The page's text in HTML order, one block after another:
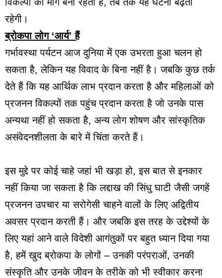
रहेगी।
ब्रोकपा लोग ‘आर्य’ हैं
गर्भावस्था पर्यटन आज दुनिया में एक उभरता हुआ चलन हो
सकता है, लेकिन यह विवाद के बिना नहीं है। जबकि कुछ तर्क
देते हैं कि यह आर्थिक लाभ प्रदान करता है और महिलाओं को
प्रजनन विकल्पों तक पहुंच प्रदान करता है जो उनके पास
अन्यथा नहीं हो सकता है, अन्य लोग शोषण और सांस्कृतिक
असंवेदनशीलता के बारे में चिंता करते हैं।
इस मुद्दे पर कोई चाहे जहां भी खड़ा हो, इस बात से इनकार
नहीं किया जा सकता है कि लद्दाख की सिंधु घाटी जैसी जगहें
प्रजनन उपचार या सरोगेसी चाहने वालों के लिए अद्वितीय
अवसर प्रदान करती हैं। और जबकि इस तरह के उद्देश्यों के
लिए यहां आने वाले विदेशी आगंतुकों पर बहुत ध्यान दिया गया
है, हमें खुद ब्रोकपा के लोगों – उनकी परंपराओं, उनकी
संस्कृति और उनके जीवन के तरीके को भी स्वीकार करना